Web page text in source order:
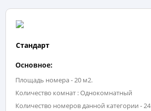
Стандарт
Основное:
Площадь номера - 20 м2.
Количество комнат : Однокомнатный
Количество номеров данной категории - 24